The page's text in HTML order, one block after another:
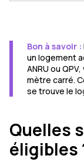
Bon à savoir :
un logement
ANRU ou
mètre carré.
se trouve le
Quelles
éligibles